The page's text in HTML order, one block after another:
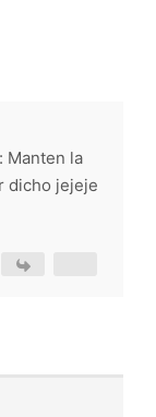
Manten la
dicho jejeje